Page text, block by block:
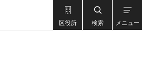
区役所 検索 メニュー